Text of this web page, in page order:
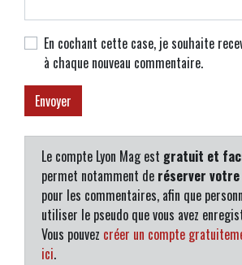
En cochant cette case, je souhaite
à chaque nouveau commentaire.
Le compte Lyon Mag est gratuit et
permet notamment de réserver votre
pour les commentaires, afin que
utiliser le pseudo que vous avez
Vous pouvez créer un compte
ici.